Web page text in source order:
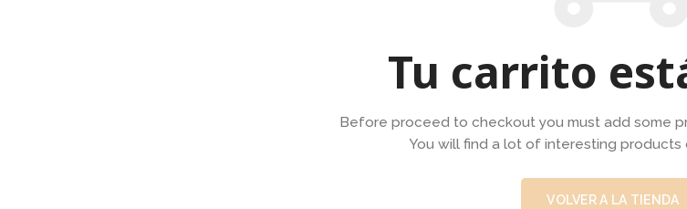
Tu carrito
Before proceed to checkout you must add some
You will find a lot of interesting products
VOLVER A LA TIENDA